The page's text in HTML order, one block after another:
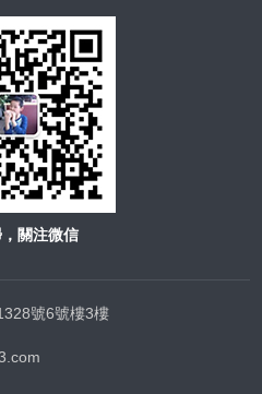
，關注微信
1328號6號樓3樓